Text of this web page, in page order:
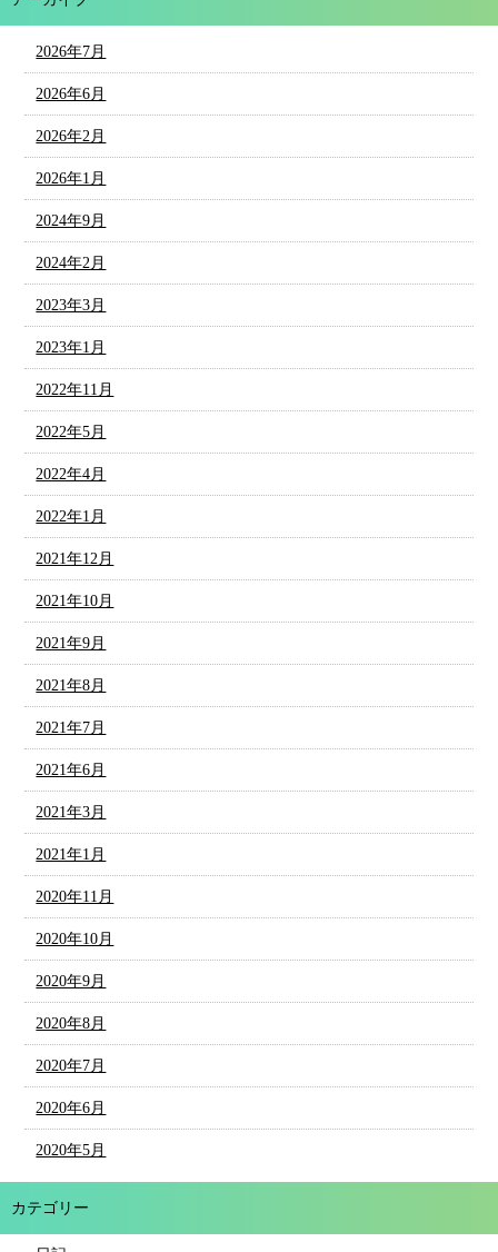
2026年7月
2026年6月
2026年2月
2026年1月
2024年9月
2024年2月
2023年3月
2023年1月
2022年11月
2022年5月
2022年4月
2022年1月
2021年12月
2021年10月
2021年9月
2021年8月
2021年7月
2021年6月
2021年3月
2021年1月
2020年11月
2020年10月
2020年9月
2020年8月
2020年7月
2020年6月
2020年5月
カテゴリー